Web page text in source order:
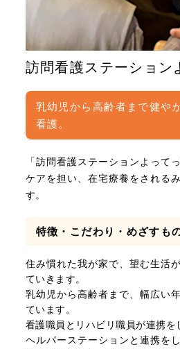
訪問看護ステーション
乳幼児から高齢者まで健や
看護。
「訪問看護ステーションよって
ケアを担い、在宅療養をされる
す。
特徴・こだわり・めざすも
住み慣れた我が家で、望む生活
ていきます。
乳幼児から高齢者まで、幅広い
ています。
看護職員とリハビリ職員が連携を
ヘルパーステーションと連携を